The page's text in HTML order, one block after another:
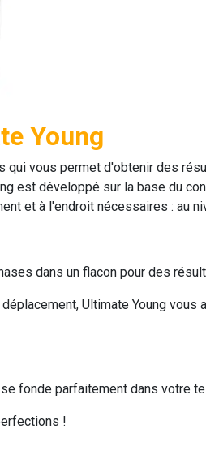
Young
qui vous permet d'obtenir des
est développé sur la base du
et à l'endroit nécessaires : au
dans un flacon pour des
Ultimate Young
fonde parfaitement dans votre
!